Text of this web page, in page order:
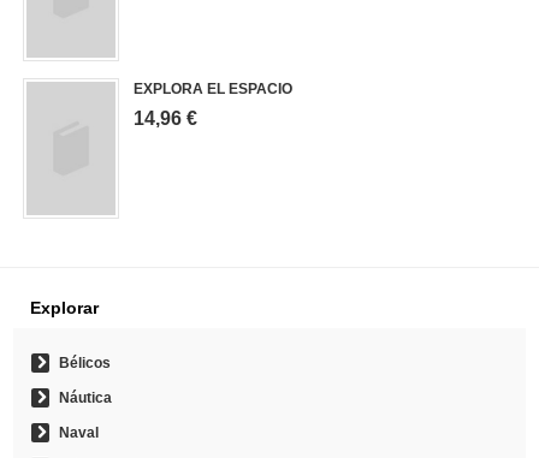
EXPLORA EL ESPACIO
14,96 €
Explorar
Bélicos
Náutica
Naval